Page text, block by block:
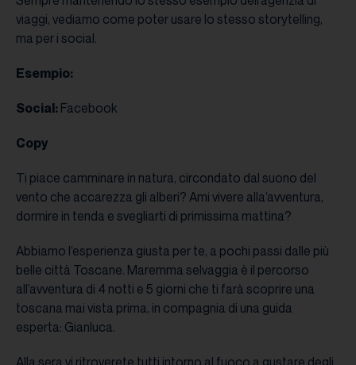
viaggi, vediamo come poter usare lo stesso storytelling,
ma per i social.
Esempio:
Social: Facebook
Copy
Ti piace camminare in natura, circondato dal suono del
vento che accarezza gli alberi? Ami vivere alla’avventura,
dormire in tenda e svegliarti di primissima mattina?
Abbiamo l’esperienza giusta per te, a pochi passi dalle più
belle città Toscane. Maremma selvaggia è il percorso
all’avventura di 4 notti e 5 giorni che ti farà scoprire una
toscana mai vista prima, in compagnia di una guida
esperta: Gianluca.
Alla sera vi ritroverete tutti intorno al fuoco a gustare degli